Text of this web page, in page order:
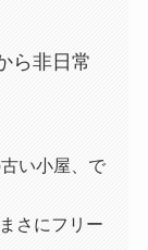
ら非日常
い小屋、で
さにフリー